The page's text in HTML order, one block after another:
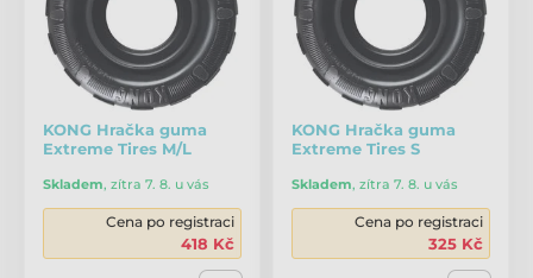
KONG Hračka guma
Extreme Tires M/L
Skladem, zítra 7. 8. u vás
Cena po registraci
418 Kč
KONG Hračka guma
Extreme Tires S
Skladem, zítra 7. 8. u vás
Cena po registraci
325 Kč